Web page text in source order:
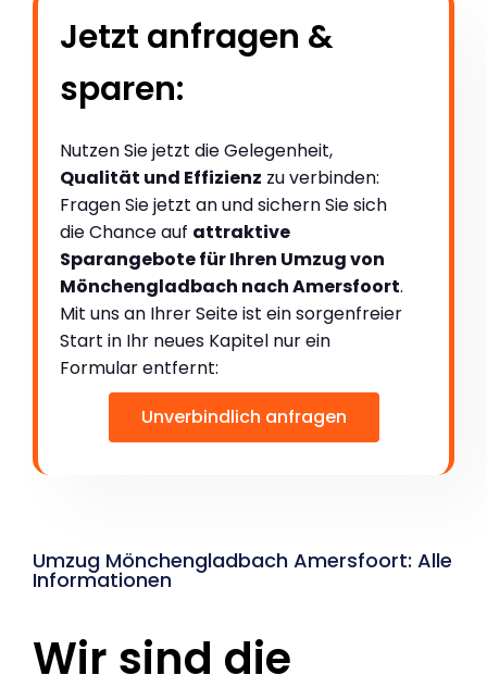
Jetzt anfragen &
sparen:
Nutzen Sie jetzt die Gelegenheit,
Qualität und Effizienz zu verbinden:
Fragen Sie jetzt an und sichern Sie sich
die Chance auf attraktive
Sparangebote für Ihren Umzug von
Mönchengladbach nach Amersfoort.
Mit uns an Ihrer Seite ist ein sorgenfreier
Start in Ihr neues Kapitel nur ein
Formular entfernt:
Unverbindlich anfragen
Umzug Mönchengladbach Amersfoort: Alle
Informationen
Wir sind die